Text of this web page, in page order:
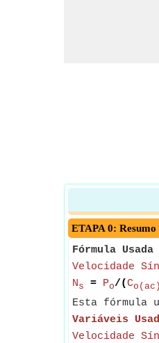
ETAPA 0:
Fórmula Usada
Velocidade
Ns = Po/(Co(ac)
Esta fórmula
Variáveis
Velocidade